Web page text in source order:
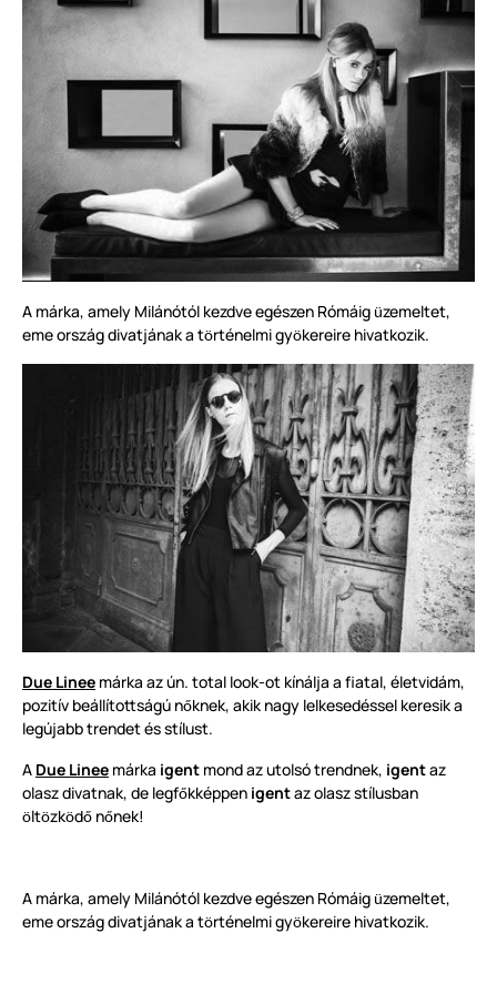
A márka, amely Milánótól kezdve egészen Rómáig üzemeltet,
eme ország divatjának a történelmi gyökereire hivatkozik.
Due Linee márka az ún. total look-ot kínálja a fiatal, életvidám,
pozitív beállítottságú nőknek, akik nagy lelkesedéssel keresik a
legújabb trendet és stílust.
A Due Linee márka igent mond az utolsó trendnek, igentaz
olasz divatnak, de legfőkképpen igentaz olasz stílusban
öltözködő nőnek!
A márka, amely Milánótól kezdve egészen Rómáig üzemeltet,
eme ország divatjának a történelmi gyökereire hivatkozik.